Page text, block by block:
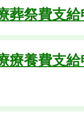
葬祭費支
療養費支